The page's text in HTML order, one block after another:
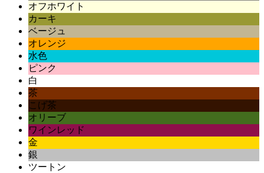
オフホワイト
カーキ
ベージュ
オレンジ
水色
ピンク
白
茶
こげ茶
オリーブ
ワインレッド
金
銀
ツートン